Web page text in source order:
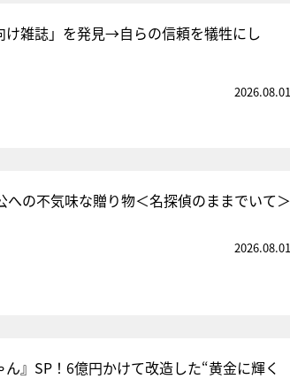
雑誌」を発見→自らの信頼を犠牲にし
2026.08.01
の不気味な贈り物＜名探偵のままでいて＞
2026.08.01
』SP！6億円かけて改造した“黄金に輝く